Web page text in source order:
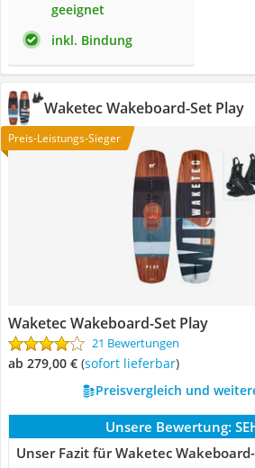
geeignet
inkl. Bindung
Waketec Wakeboard-Set Play
Preis-Leistungs-Sieger
Waketec Wakeboard-Set Play
21 Bewertungen
ab 279,00 € ( Sofort lieferbar)
Preisvergleich und
Unsere Bewertung:
Unser Fazit für Waketec